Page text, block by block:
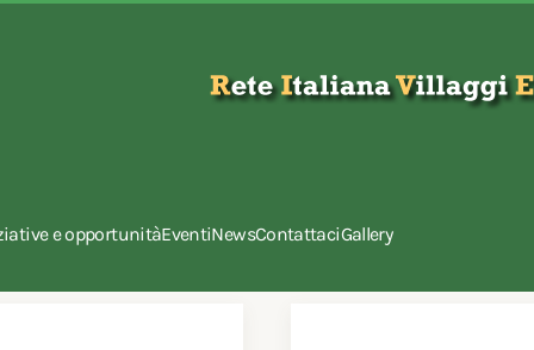
e opportunitàEventiNewsContattaciGallery